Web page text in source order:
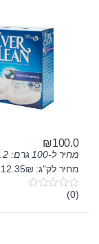
₪100.0
מחיר ל-100 גרם:
מחיר לק"ג: 12.35₪
0
u
(0)